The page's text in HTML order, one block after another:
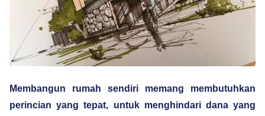
Membangun rumah sendiri memang membutuhkan
perincian yang tepat, untuk menghindari dana yang